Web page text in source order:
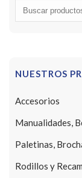
Buscar
por:
NUESTROS
Accesorios
Manualidades,
Paletinas,
Rodillos y